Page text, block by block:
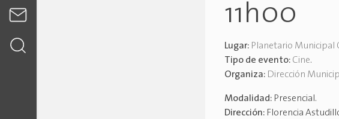
11h00
Lugar: Planetario Municipal
Tipo de evento: Cine.
Organiza: Dirección
Modalidad: Presencial.
Dirección: Florencia